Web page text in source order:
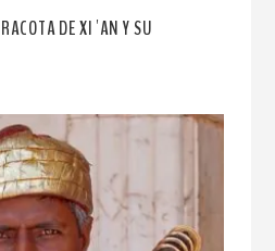
DE XI´AN Y SU